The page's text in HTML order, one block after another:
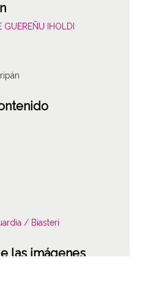
IHOLDI
/ Biasteri
las imágenes